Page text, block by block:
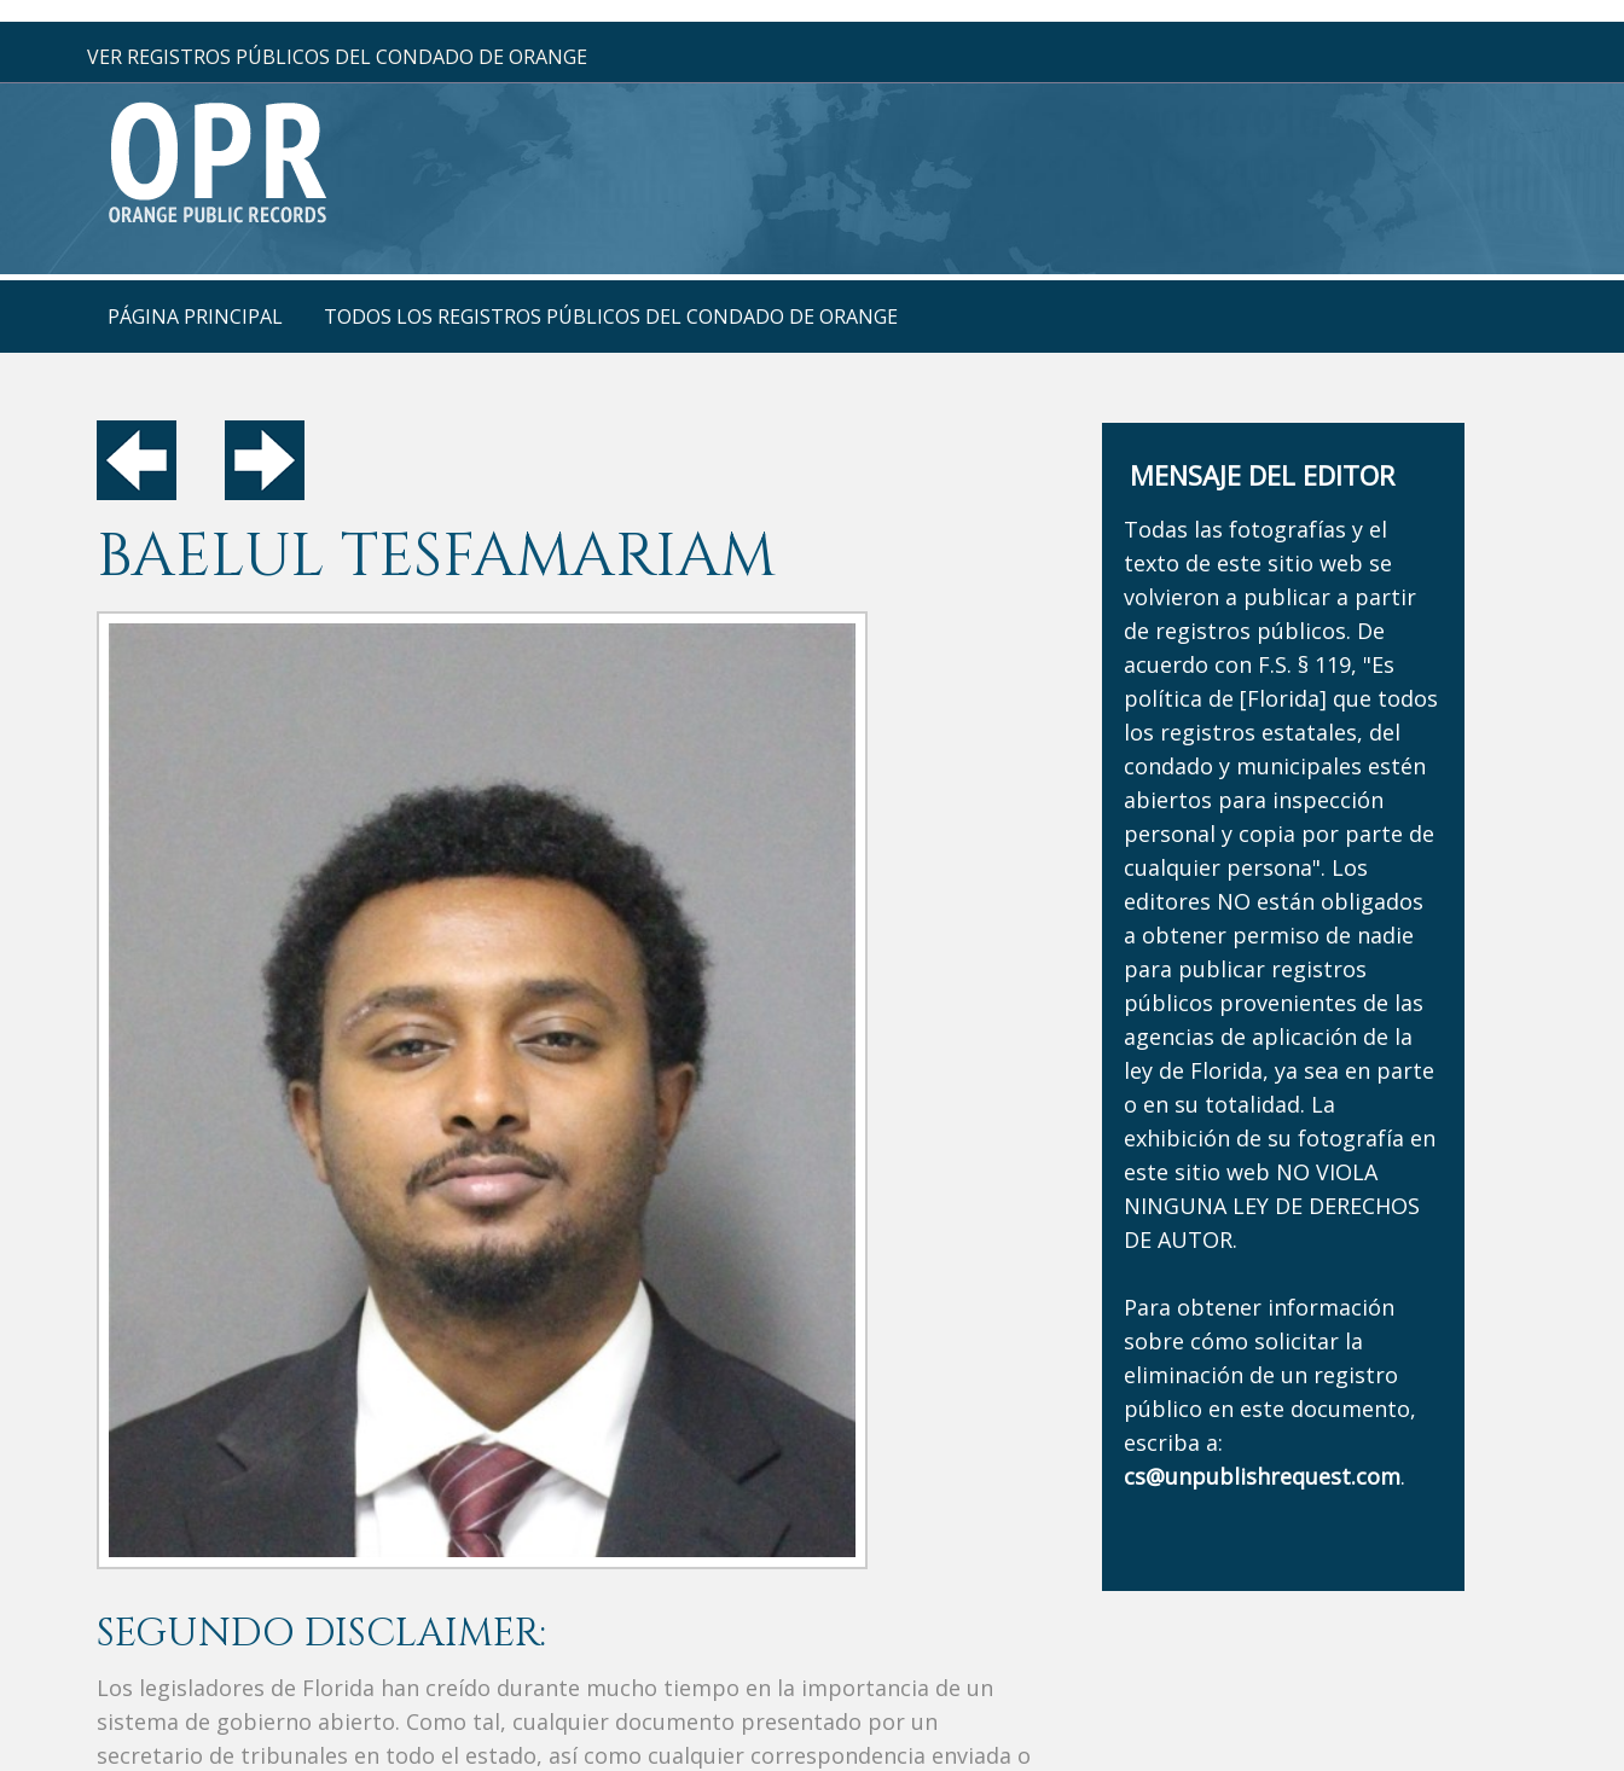
VER REGISTROS PÚBLICOS DEL CONDADO DE ORANGE
PÁGINA PRINCIPAL TODOS LOS REGISTROS PÚBLICOS DEL CONDADO DE ORANGE
BAELUL TESFAMARIAM
SEGUNDO DISCLAIMER:
Los legisladores de Florida han creído durante mucho tiempo en la importancia de un
sistema de gobierno abierto. Como tal, cualquier documento presentado por un
secretario de tribunales en todo el estado, así como cualquier correspondencia enviada o
MENSAJE DEL EDITOR
Todas las fotografías y el
texto de este sitio web se
volvieron a publicar a partir
de registros públicos. De
acuerdo con F.S. § 119, "Es
política de [Florida] que todos
los registros estatales, del
condado y municipales estén
abiertos para inspección
personal y copia por parte de
cualquier persona". Los
editores NO están obligados
a obtener permiso de nadie
para publicar registros
públicos provenientes de las
agencias de aplicación de la
ley de Florida, ya sea en parte
o en su totalidad. La
exhibición de su fotografía en
este sitio web NO VIOLA
NINGUNA LEY DE DERECHOS
DE AUTOR.
Para obtener información
sobre cómo solicitar la
eliminación de un registro
público en este documento,
escriba a:
cs@unpublishrequest.com.